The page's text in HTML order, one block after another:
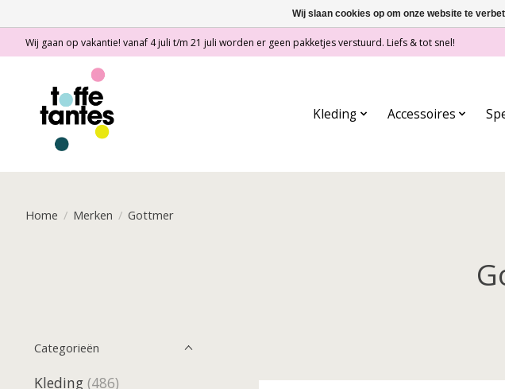
Wij gaan op vakantie! vanaf 4 juli t/m 21 juli worden er geen pakketjes verstuurd. Liefs & tot snel!
Kleding Accessoires
Home / Merken / Gottmer
Categorieën
Kleding (486)
Wij slaan cookies op om onze website te